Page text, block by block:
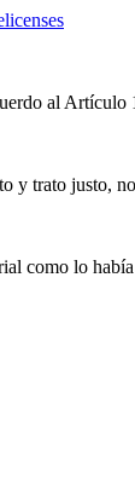
al Artículo
y trato justo,
como lo